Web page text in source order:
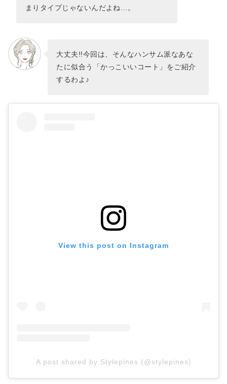
チェスターコート×グレーで大人クールに
まとめ
まりタイプじゃないんだよね…。
大丈夫!!今回は、そんなハンサム派なあな
たに似合う「かっこいいコート」をご紹介
するわよ♪
View this post on Instagram
A post shared by Stylepines (@stylepines)